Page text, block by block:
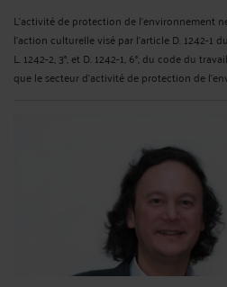
L'activité de protection de l'environnement
l'action culturelle visé par l'article D. 1242-1
L. 1242-2, 3°, et D. 1242-1, 6°, du code du
que le secteur d'activité de protection de